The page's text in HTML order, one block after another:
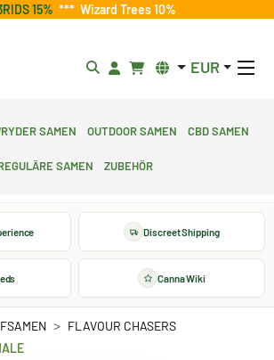
15% *** Wizard Trees 10%
EUR
Samen Outdoor Samen CBD Samen
Samen Zubehör
Discreet Shipping
Canna Wiki
FLAVOUR CHASERS